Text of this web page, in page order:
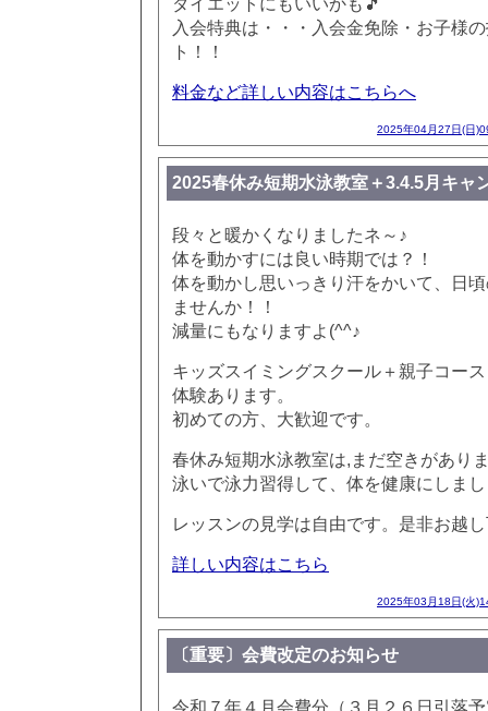
入会特典は・・・入会金免除・お子様
ト！！
料金など詳しい内容はこちらへ
2025年04月27日(日
2025春休み短期水泳教室＋3.4.5月キャ
段々と暖かくなりましたネ～♪
体を動かすには良い時期では？！
体を動かし思いっきり汗をかいて、日
ませんか！！
減量にもなりますよ(^^♪
キッズスイミングスクール＋親子コー
体験あります。
初めての方、大歓迎です。
春休み短期水泳教室は,まだ空きがあり
泳いで泳力習得して、体を健康にしま
レッスンの見学は自由です。是非お越
詳しい内容はこちら
2025年03月18日(火
〔重要〕会費改定のお知らせ
令和７年４月会費分（３月２６日引落